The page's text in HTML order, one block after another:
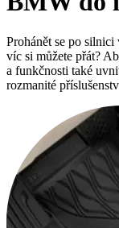
Prohánět se po
víc si můžete přát?
a funkčnosti také
rozmanité